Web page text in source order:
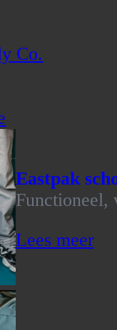
Co.
Eastpak
Functioneel,
Lees meer